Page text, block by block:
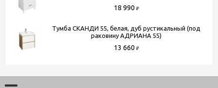
18 990 ₽
Тумба СКАНДИ 55, белая, дуб рустикальный (под
раковину АДРИАНА 55)
13 660 ₽